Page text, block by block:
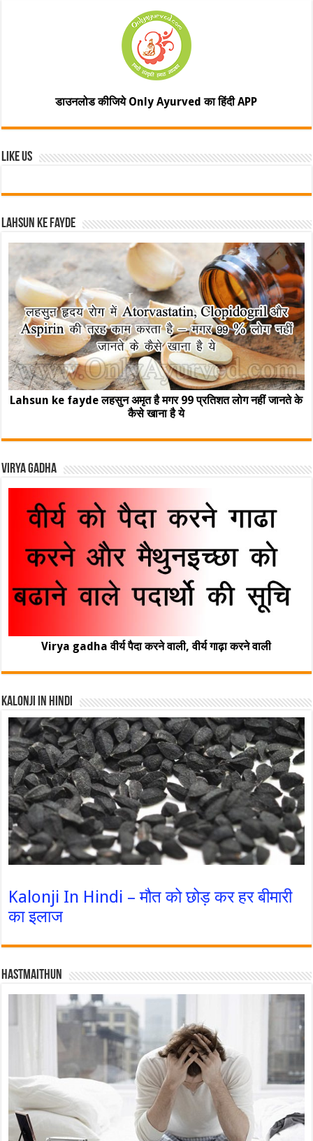
डाउनलोड कीजिये Only Ayurved का हिंदी APP
Like Us
Lahsun ke fayde
Lahsun ke fayde लहसुन अमृत है मगर 99 प्रतिशत लोग नहीं जानते के
कैसे खाना है ये
Virya Gadha
Virya gadha वीर्य पैदा करने वाली, वीर्य गाढ़ा करने वाली
Kalonji In Hindi
Kalonji In Hindi – मौत को छोड़ कर हर बीमारी
का इलाज
Hastmaithun